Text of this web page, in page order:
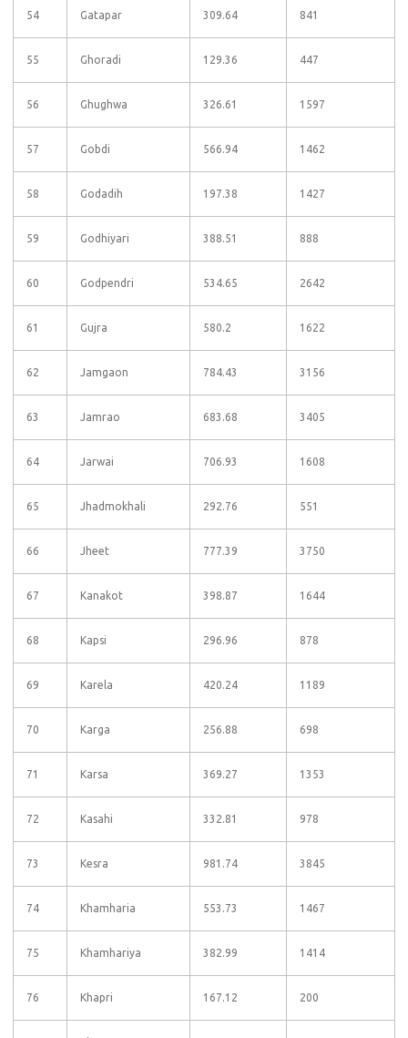
54 Gatapar 309.64 841
55 Ghoradi 129.36 447
56 Ghughwa 326.61 1597
57 Gobdi 566.94 1462
58 Godadih 197.38 1427
59 Godhiyari 388.51 888
60 Godpendri 534.65 2642
61 Gujra 580.2 1622
62 Jamgaon 784.43 3156
63 Jamrao 683.68 3405
64 Jarwai 706.93 1608
65 Jhadmokhali 292.76 551
66 Jheet 777.39 3750
67 Kanakot 398.87 1644
68 Kapsi 296.96 878
69 Karela 420.24 1189
70 Karga 256.88 698
71 Karsa 369.27 1353
72 Kasahi 332.81 978
73 Kesra 981.74 3845
74 Khamharia 553.73 1467
75 Khamhariya 382.99 1414
76 Khapri 167.12 200